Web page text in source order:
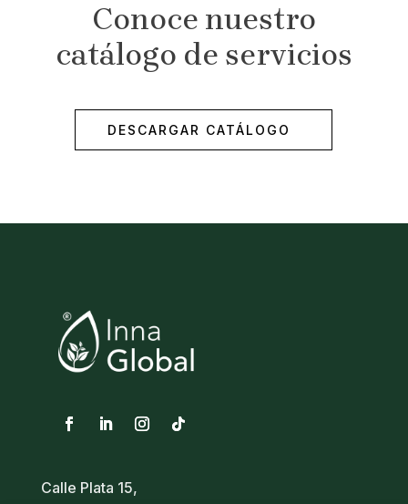
Conoce nuestro
catálogo de servicios
DESCARGAR CATÁLOGO
Calle Plata 15,